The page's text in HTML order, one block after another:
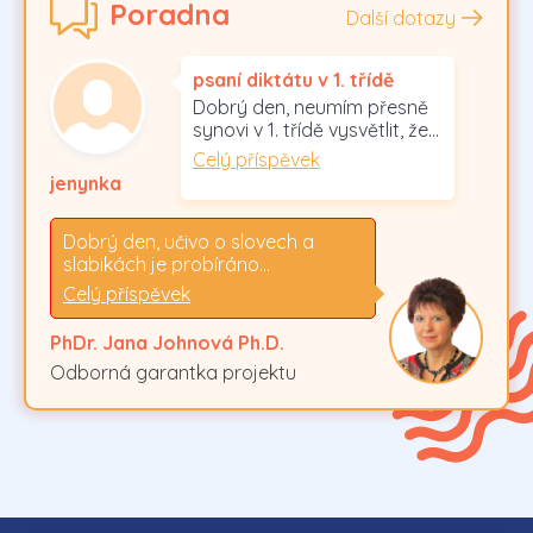
Poradna Další dotazy
jenynka
psaní diktátu v 1. třídě
Dobrý den, neumím přesně
synovi v 1. třídě vysvětlit, že…
Celý příspěvek
Dobrý den, učivo o slovech a
slabikách je probíráno…
Celý příspěvek
PhDr. Jana Johnová Ph.D.
Odborná garantka projektu